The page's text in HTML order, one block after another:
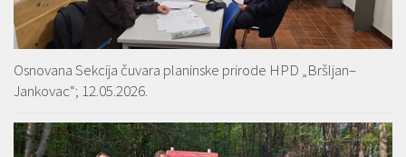
Osnovana Sekcija čuvara planinske prirode HPD „Bršljan–
Jankovac“; 12.05.2026.